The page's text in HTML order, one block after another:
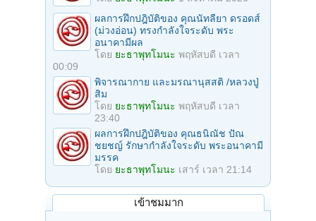
ผลการฝึกปฎิบัติของ คุณนัทลียา ดรอดส์
(ม่วงอ่อน) ทรงกำลังใจระดับ พระ
อนาคามีผล
โดย ยะธาพุทโมนะ พฤหัสบดี เวลา
00:09
พิจารณากาย และมรณานุสสติ /หลวงปู่
สิม
โดย ยะธาพุทโมนะ พฤหัสบดี เวลา
23:40
ผลการฝึกปฎิบัติของ คุณธนิณัช ปัณ
ชยชญ์ รักษากำลังใจระดับ พระอนาคามี
มรรค
โดย ยะธาพุทโมนะ เสาร์ เวลา 21:14
เข้าชมมาก